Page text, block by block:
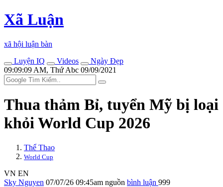
Xã Luận
xã hội luận bàn
Luyện IQ
Videos
Ngày Đẹp
09:09:09 AM, Thứ Abc 09/09/2021
Thua thảm Bỉ, tuyển Mỹ bị loại
khỏi World Cup 2026
Thể Thao
World Cup
VN EN
Sky Nguyen 07/07/26 09:45am nguồn bình luận 999